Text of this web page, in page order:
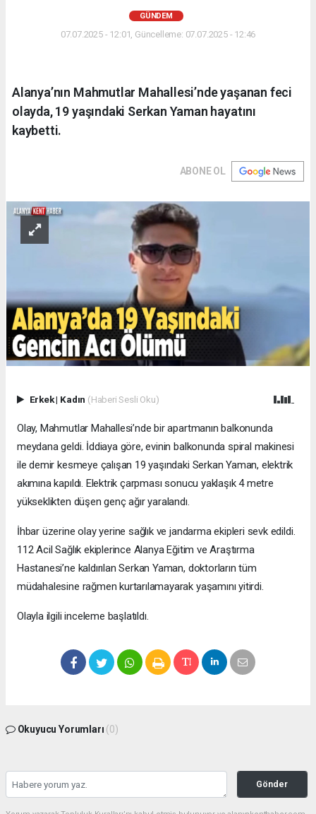
GÜNDEM
07.07.2025 - 12:01, Güncelleme: 07.07.2025 - 12:46
Alanya’nın Mahmutlar Mahallesi’nde yaşanan feci
olayda, 19 yaşındaki Serkan Yaman hayatını
kaybetti.
ABONE OL
Erkek| Kadın (Haberi Sesli Oku)
Olay, Mahmutlar Mahallesi’nde bir apartmanın balkonunda
meydana geldi. İddiaya göre, evinin balkonunda spiral makinesi
ile demir kesmeye çalışan 19 yaşındaki Serkan Yaman, elektrik
akımına kapıldı. Elektrik çarpması sonucu yaklaşık 4 metre
yükseklikten düşen genç ağır yaralandı.
İhbar üzerine olay yerine sağlık ve jandarma ekipleri sevk edildi.
112 Acil Sağlık ekiplerince Alanya Eğitim ve Araştırma
Hastanesi’ne kaldırılan Serkan Yaman, doktorların tüm
müdahalesine rağmen kurtarılamayarak yaşamını yitirdi.
Olayla ilgili inceleme başlatıldı.
Okuyucu Yorumları (0)
Gönder